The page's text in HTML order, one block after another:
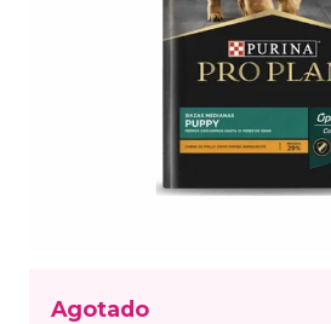
Agotado